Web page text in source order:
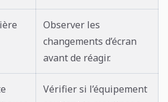
Observer les
changements d’écran
avant de réagir.
Vérifier si l’équipement